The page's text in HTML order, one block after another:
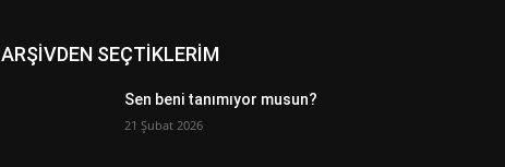
ARŞİVDEN SEÇTİKLERİM
Sen beni tanımıyor musun?
21 Şubat 2026